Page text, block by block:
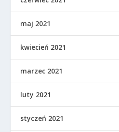
maj 2021
kwiecień 2021
marzec 2021
luty 2021
styczeń 2021